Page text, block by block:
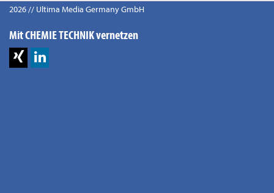
2026 // Ultima Media Germany GmbH
Mit CHEMIE TECHNIK vernetzen